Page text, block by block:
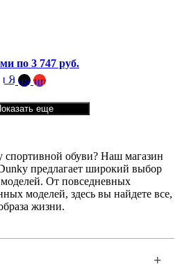
по 3 747 руб.
еще
спортивной обуви? Наш магазин
предлагает широкий выбор
От повседневных
моделей, здесь вы найдете все,
жизни.